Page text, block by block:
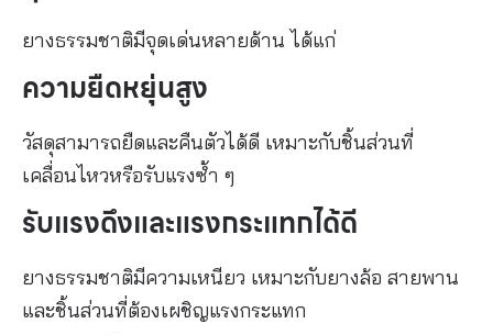
ยางธรรมชาติมีจุดเด่นหลายด้าน ได้แก่
ความยืดหยุ่นสูง
วัสดุสามารถยืดและคืนตัวได้ดี เหมาะกับชิ้นส่วนที่
เคลื่อนไหวหรือรับแรงซ้ำ ๆ
รับแรงดึงและแรงกระแทกได้ดี
ยางธรรมชาติมีความเหนียว เหมาะกับยางล้อ สายพาน
และชิ้นส่วนที่ต้องเผชิญแรงกระแทก